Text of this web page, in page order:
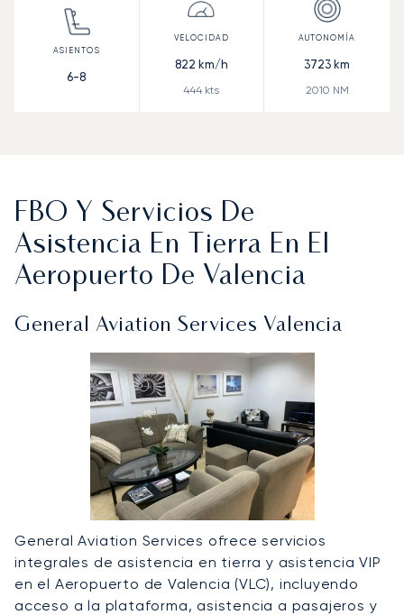
6-8
822 km/h
444 kts
3723 km
2010 NM
FBO Y Servicios De
Asistencia En Tierra En El
Aeropuerto De Valencia
General Aviation Services Valencia
General Aviation Services ofrece servicios
integrales de asistencia en tierra y asistencia VIP
en el Aeropuerto de Valencia (VLC), incluyendo
acceso a la plataforma, asistencia a pasajeros y